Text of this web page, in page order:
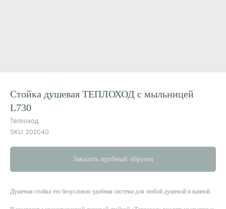
Стойка душевая ТЕПЛОХОД с мыльницей
L730
Теплоход
SKU: 202040
Заказать пробный образец
Душевая стойка это безусловно удобная система для любой душевой и ванной.